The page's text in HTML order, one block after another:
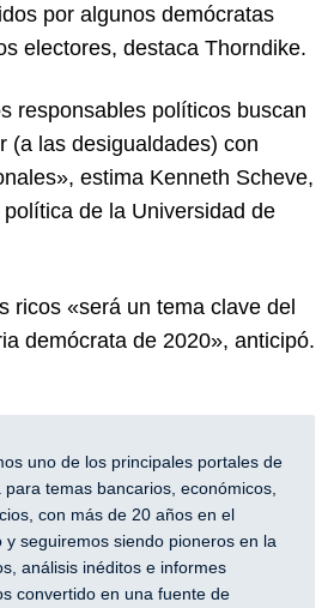
por algunos demócratas
electores, destaca Thorndike.
responsables políticos buscan
(a las desigualdades) con
estima Kenneth Scheve,
de la Universidad de
ricos «será un tema clave del
demócrata de 2020», anticipó.
uno de los principales portales de
temas bancarios, económicos,
con más de 20 años en el
y seguiremos siendo pioneros en la
análisis inéditos e informes
convertido en una fuente de